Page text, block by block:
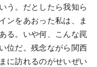
う。だとしたら我知ら
ンをあおった私は、ま
る。いや何、こんな罠
位だ。残念ながら関西
に訪れるのがせいぜい